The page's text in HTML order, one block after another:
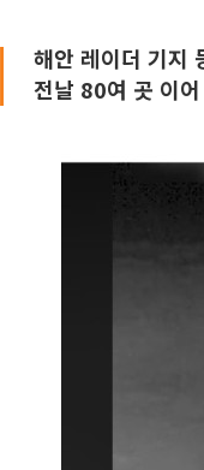
해안 레이더 기지
전날 80여 곳 이